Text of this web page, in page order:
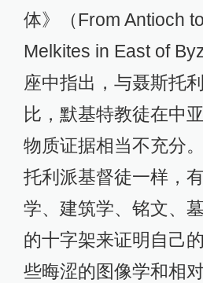
体》（From Antioch
Melkites in East of
座中指出，与聂斯托
比，默基特教徒在中
物质证据相当不充分
托利派基督徒一样，
学、建筑学、铭文、
的十字架来证明自己
些晦涩的图像学和相